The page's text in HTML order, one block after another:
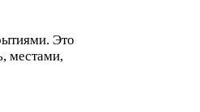
Это
местами,